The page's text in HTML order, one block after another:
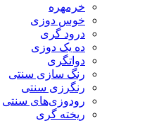
خرمهره
خوس دوزی
درود گری
ده یک دوزی
دواتگری
رنگ سازی سنتی
رنگرزی سنتی
رودوزی‌های سنتی
ریخته گری